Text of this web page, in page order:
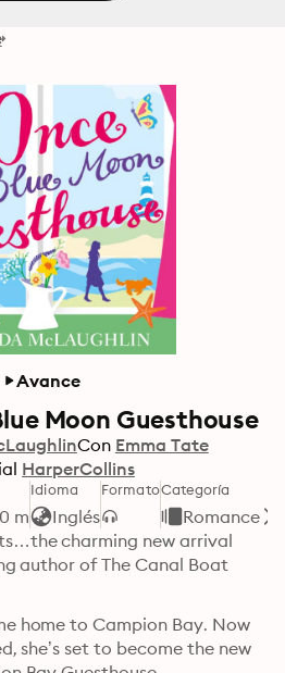
Avance
Moon Guesthouse
Con Emma Tate
HarperCollins
m
Idioma
Inglés
FormatoCategoría
Romance
charming new arrival
author of The Canal Boat
home to Campion Bay. Now
she’s set to become the new